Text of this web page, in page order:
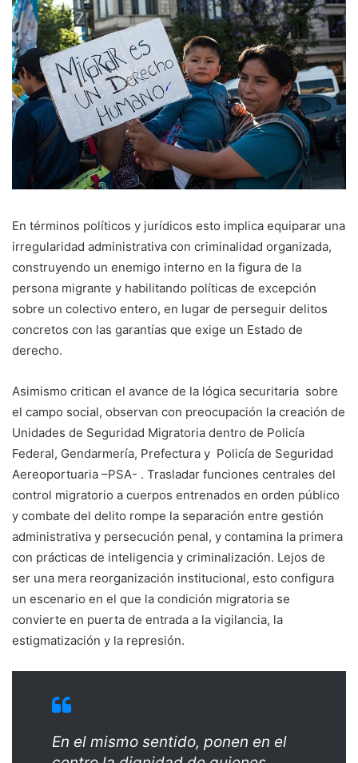
En términos políticos y jurídicos esto implica equiparar una
irregularidad administrativa con criminalidad organizada,
construyendo un enemigo interno en la figura de la
persona migrante y habilitando políticas de excepción
sobre un colectivo entero, en lugar de perseguir delitos
concretos con las garantías que exige un Estado de
derecho.
Asimismo critican el avance de la lógica securitaria sobre
el campo social, observan con preocupación la creación de
Unidades de Seguridad Migratoria dentro de Policía
Federal, Gendarmería, Prefectura y Policía de Seguridad
Aereoportuaria –PSA- . Trasladar funciones centrales del
control migratorio a cuerpos entrenados en orden público
y combate del delito rompe la separación entre gestión
administrativa y persecución penal, y contamina la primera
con prácticas de inteligencia y criminalización. Lejos de
ser una mera reorganización institucional, esto configura
un escenario en el que la condición migratoria se
convierte en puerta de entrada a la vigilancia, la
estigmatización y la represión.
En el mismo sentido, ponen en el